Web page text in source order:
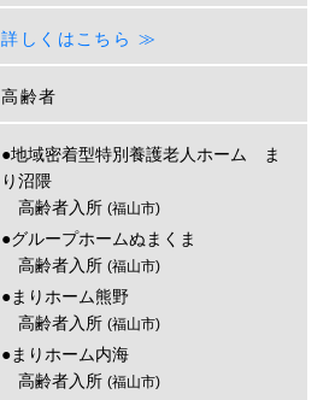
詳しくはこちら ≫
高齢者
●地域密着型特別養護老人ホーム ま
り沼隈
高齢者入所(福山市)
●グループホームぬまくま
高齢者入所(福山市)
●まりホーム熊野
高齢者入所(福山市)
●まりホーム内海
高齢者入所(福山市)